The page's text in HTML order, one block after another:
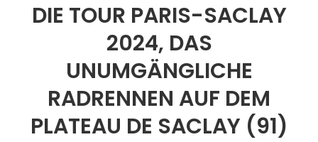
DIE TOUR PARIS-SACLAY
2024, DAS
UNUMGÄNGLICHE
RADRENNEN AUF DEM
PLATEAU DE SACLAY (91)